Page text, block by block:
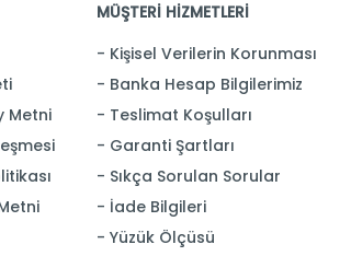
Metni
MÜŞTERİ HİZMETLERİ
Kişisel Verilerin Korunması
Banka Hesap Bilgilerimiz
Teslimat Koşulları
Garanti Şartları
Sıkça Sorulan Sorular
İade Bilgileri
Yüzük Ölçüsü